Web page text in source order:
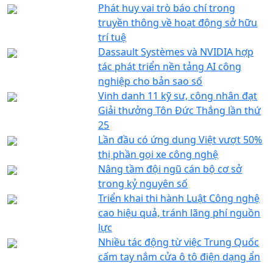
Phát huy vai trò báo chí trong
truyền thông về hoạt động sở hữu
trí tuệ
Dassault Systèmes và NVIDIA hợp
tác phát triển nền tảng AI công
nghiệp cho bản sao số
Vinh danh 11 kỹ sư, công nhân đạt
Giải thưởng Tôn Đức Thắng lần thứ
25
Lần đầu có ứng dụng Việt vượt 50%
thị phần gọi xe công nghệ
Nâng tầm đội ngũ cán bộ cơ sở
trong kỷ nguyên số
Triển khai thi hành Luật Công nghệ
cao hiệu quả, tránh lãng phí nguồn
lực
Nhiều tác động từ việc Trung Quốc
cấm tay nắm cửa ô tô điện dạng ẩn